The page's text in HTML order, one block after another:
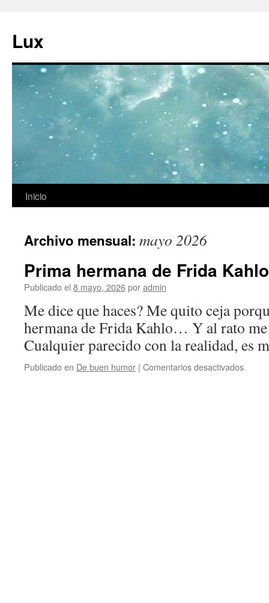
contenido
Lux
Inicio
Archivo mensual: mayo 2026
Prima hermana de Frida Kahlo
Publicado el 8 mayo, 2026poradmin
Me dice que haces? Me quito ceja
hermana de Frida Kahlo… Y al rato me
Cualquier parecido con la realidad, es
Publicado en De buen humor | Comentarios desactivadosen